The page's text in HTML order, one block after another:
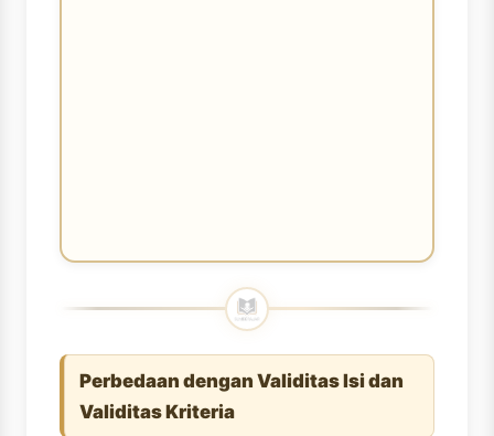
Perbedaan dengan Validitas Isi dan
Validitas Kriteria